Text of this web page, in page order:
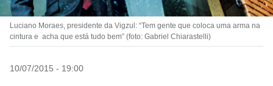
Luciano Moraes, presidente da Vigzul: “Tem gente que coloca uma arma na
cintura e acha que está tudo bem” (foto: Gabriel Chiarastelli)
10/07/2015 - 19:00